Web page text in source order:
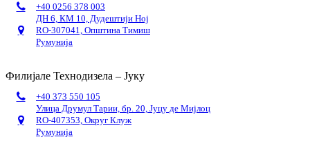
+40 0256 378 003
ДН 6, КМ 10, Дудештији Ној
RO-307041, Општина Тимиш
Румунија
Филијале Технодизела – Јуку
+40 373 550 105
Улица Друмул Тарии, бр. 20, Јуцу де Мијлоц
RO-407353, Округ Клуж
Румунија